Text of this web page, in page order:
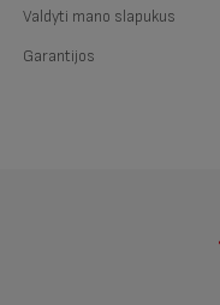
Valdyti mano slapukus
Garantijos